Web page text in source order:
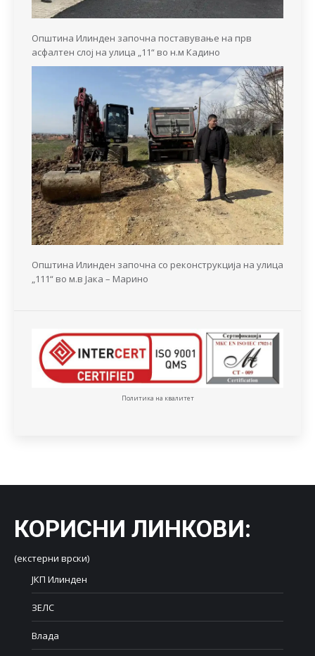
Општина Илинден започна поставување на прв
асфалтен слој на улица „11“ во н.м Кадино
Општина Илинден започна со реконструкција на улица
„111“ во м.в Јака – Марино
Политика на квалитет
КОРИСНИ ЛИНКОВИ:
(екстерни врски)
ЈКП Илинден
ЗЕЛС
Влада